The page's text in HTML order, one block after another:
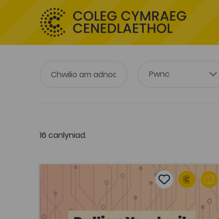
16 canlyniad.
Dulliau Ymchwil ac Ystadegau
Add to
Dyddiad cyhoeddi: 2024 Add to
Dulliau Ymchwil ac Ystadegau
Tagiau